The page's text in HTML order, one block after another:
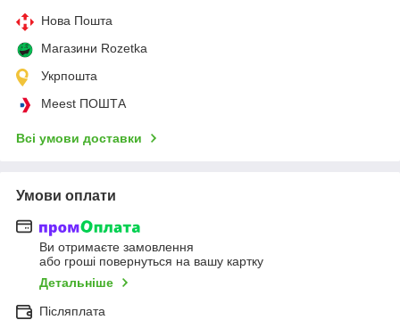
Нова Пошта
Магазини Rozetka
Укрпошта
Meest ПОШТА
Всі умови доставки
Умови оплати
Ви отримаєте замовлення
або гроші повернуться на вашу картку
Детальніше
Післяплата